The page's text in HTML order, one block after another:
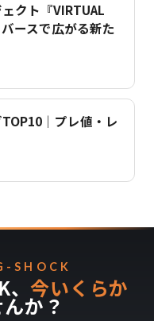
クト『VIRTUAL
ースで広がる新た
｜プレ値・レ
SHOCK
、今いくらか
か？